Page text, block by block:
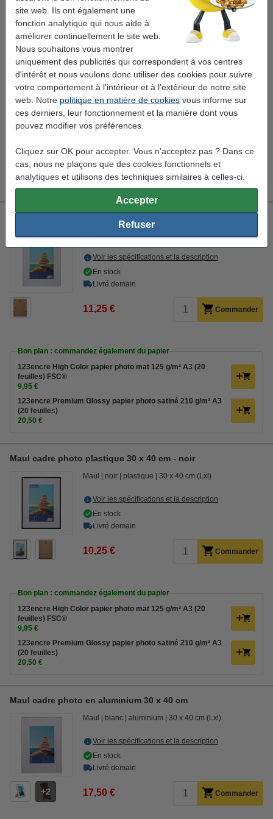
site web. Ils ont également une
fonction analytique qui nous aide à
améliorer continuellement le site web.
Nous souhaitons vous montrer
uniquement des publicités qui correspondent à vos centres
d'intérêt et nous voulons donc utiliser des cookies pour suivre
votre comportement à l'intérieur et à l'extérieur de notre site
web. Notre politique en matière de cookies vous informe sur
ces derniers, leur fonctionnement et la manière dont vous
pouvez modifier vos préférences.
Cliquez sur OK pour accepter. Vous n’acceptez pas ? Dans ce
cas, nous ne plaçons que des cookies fonctionnels et
analytiques et utilisons des techniques similaires à celles-ci.
Accepter
Refuser
1
Voir les spécifications et la description
En stock
8,25 €
Bon plan : commandez également du papier
123encre Glossy papier photo brillant 135 g/m² A4 (50
123encre High Color papier photo mat 180 g/m² A4 (100
feuilles) FSC® Mix 70%
13,50 €
Maul cadre photo plastique 30 x 40 cm - blanc
Voir les spécifications et la description
En stock
Livré demain
11,25 € Commander
Bon plan : commandez également du papier
123encre High Color papier photo mat 125 g/m² A3 (20
feuilles) FSC®
9,95 €
123encre Premium Glossy papier photo satiné 210 g/m² A3
(20 feuilles)
20,50 €
Maul cadre photo plastique 30 x 40 cm - noir
Maul noir plastique 30 x 40 cm (Lxl)
Voir les spécifications et la description
En stock
Livré demain
10,25 € Commander
Bon plan : commandez également du papier
123encre High Color papier photo mat 125 g/m² A3 (20
feuilles) FSC®
9,95 €
123encre Premium Glossy papier photo satiné 210 g/m² A3
(20 feuilles)
20,50 €
Maul cadre photo en aluminium 30 x 40 cm
2
Maul blanc aluminium 30 x 40 cm (Lxl)
Voir les spécifications et la description
En stock
Livré demain
17,50 € Commander